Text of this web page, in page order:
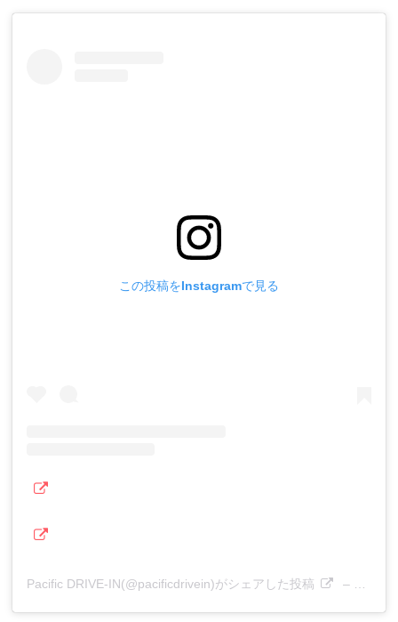
この投稿をInstagramで見る
Pacific DRIVE-IN(@pacificdrivein)がシェアした投稿 –